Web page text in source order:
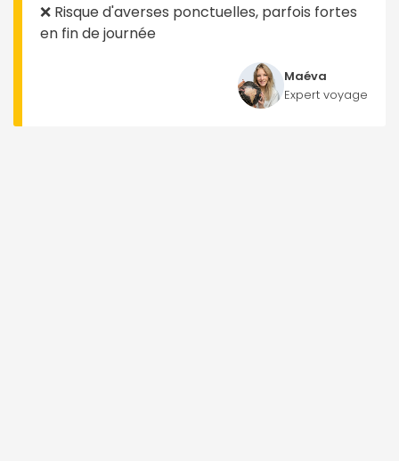
❌ Risque d'averses ponctuelles, parfois fortes
en fin de journée
Maéva
Expert voyage